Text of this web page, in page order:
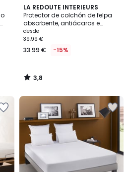
LA REDOUTE INTERIEURS
Protector de colchón de felpa
absorbente, antiácaros e
impermeable, altura de 25 cm
desde
39.99 €
33.99 € -15%
3,8
/ 5
3,8
/